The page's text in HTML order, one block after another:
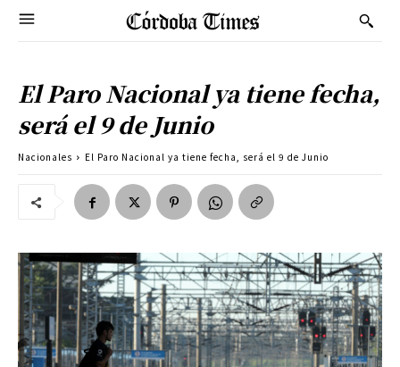
El Paro Nacional ya tiene fecha,
será el 9 de Junio
Nacionales El Paro Nacional ya tiene fecha, será el 9 de Junio